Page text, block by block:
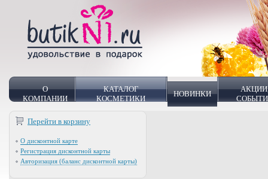
О
КОМПАНИИ
КАТАЛОГ
КОСМЕТИКИ
НОВИНКИ
Перейти в корзину
О дисконтной карте
Регистрация дисконтной карты
Авторизация (баланс дисконтной карты)